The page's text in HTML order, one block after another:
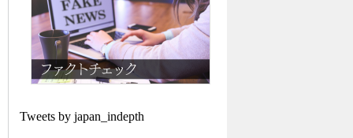
Tweets by japan_indepth